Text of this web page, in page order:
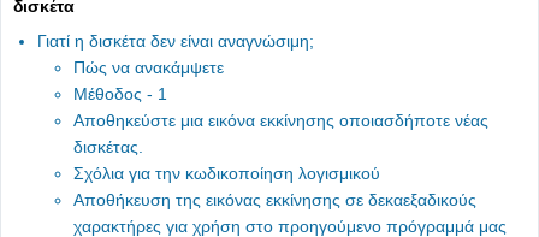
δισκέτα
Γιατί η δισκέτα δεν είναι αναγνώσιμη;
Πώς να ανακάμψετε
Μέθοδος - 1
Αποθηκεύστε μια εικόνα εκκίνησης οποιασδήποτε νέας
δισκέτας.
Σχόλια για την κωδικοποίηση λογισμικού
Αποθήκευση της εικόνας εκκίνησης σε δεκαεξαδικούς
χαρακτήρες για χρήση στο προηγούμενο πρόγραμμά μας